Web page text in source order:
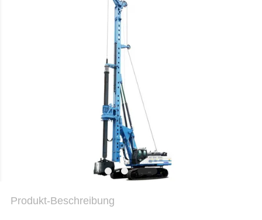
DATENSCHUTZERKLÄRUNG
Produkt-Beschreibung